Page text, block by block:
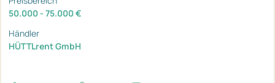
50.000 - 75.000 €
Händler
HÜTTLrent GmbH